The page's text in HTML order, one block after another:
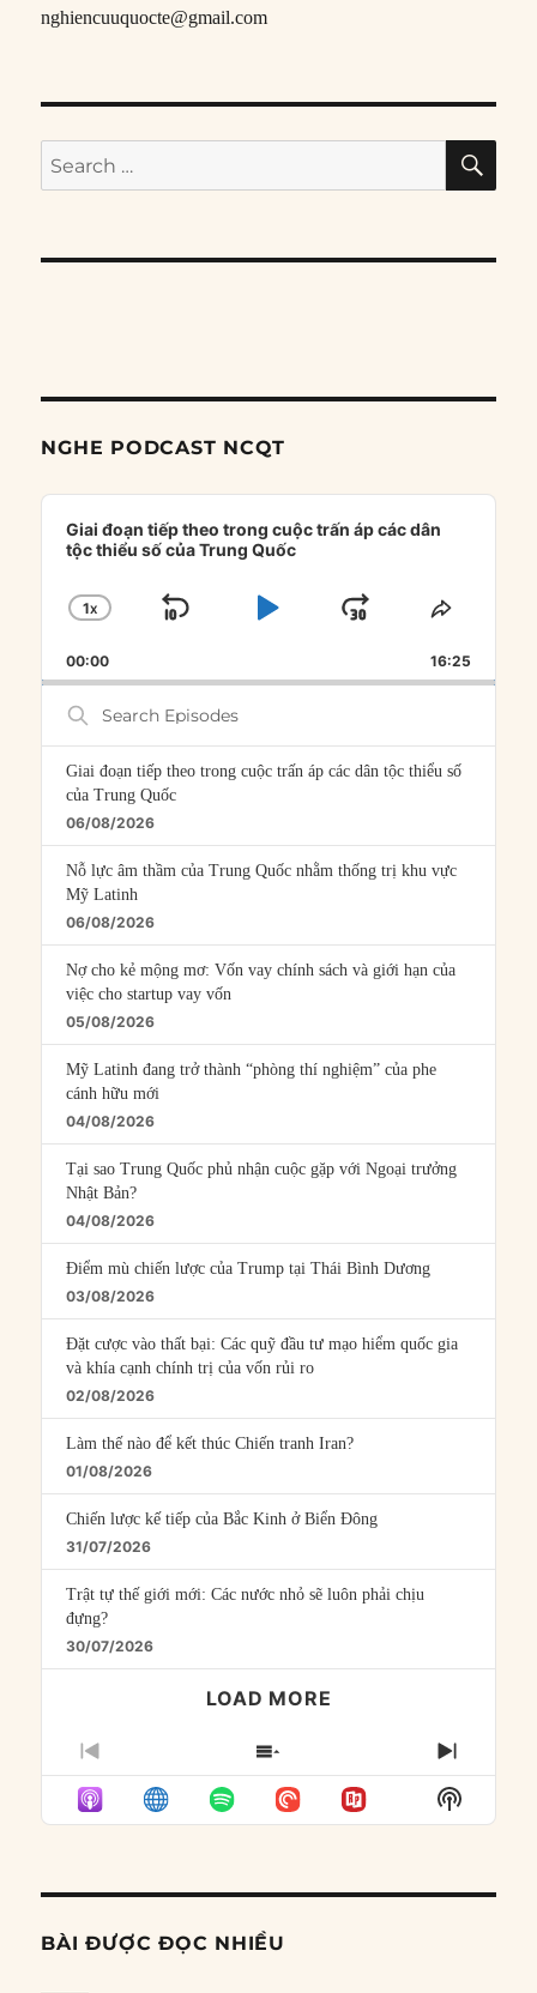
nghiencuuquocte@gmail.com
Search
for:
NGHE PODCAST NCQT
Audio
Player
Giai đoạn tiếp theo trong cuộc trấn áp các dân
tộc thiểu số của Trung Quốc
CHANGE
RATE
1X
SKIP
PLAYJUMP
FORWARD
SHARE
00:00 16:25
Search
Episodes
Giai đoạn tiếp theo trong cuộc trấn áp các dân tộc thiểu số
của Trung Quốc
06/08/2026
Nỗ lực âm thầm của Trung Quốc nhằm thống trị khu vực
Mỹ Latinh
06/08/2026
Nợ cho kẻ mộng mơ: Vốn vay chính sách và giới hạn của
việc cho startup vay vốn
05/08/2026
Mỹ Latinh đang trở thành “phòng thí nghiệm” của phe
cánh hữu mới
04/08/2026
Tại sao Trung Quốc phủ nhận cuộc gặp với Ngoại trưởng
Nhật Bản?
04/08/2026
Điểm mù chiến lược của Trump tại Thái Bình Dương
03/08/2026
Đặt cược vào thất bại: Các quỹ đầu tư mạo hiểm quốc gia
và khía cạnh chính trị của vốn rủi ro
02/08/2026
Làm thế nào để kết thúc Chiến tranh Iran?
01/08/2026
Chiến lược kế tiếp của Bắc Kinh ở Biển Đông
31/07/2026
Trật tự thế giới mới: Các nước nhỏ sẽ luôn phải chịu
đựng?
30/07/2026
LOAD MORE
PREVIOUS
EPISODE
SHOW
EPISODES
LIST
NEXT
Show
Podcast
BÀI ĐƯỢC ĐỌC NHIỀU